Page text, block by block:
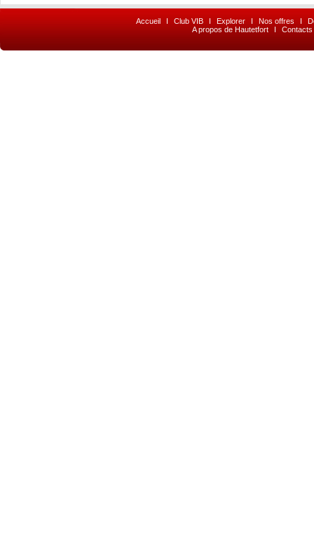
Accueil I Club VIB I Explorer I Nos offres I
A propos de Hautetfort
I Contacts